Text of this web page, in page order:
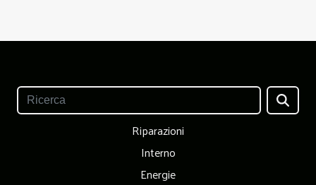
Riparazioni
Interno
Energie